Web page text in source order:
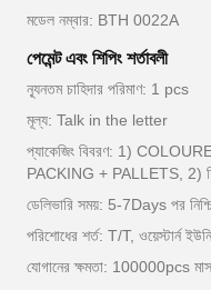
মডেল নম্বার: BTH 0022A
পেমেন্ট এবং শিপিং শর্তাবলী
ন্যূনতম চাহিদার পরিমাণ: 1 pcs
মূল্য: Talk in the letter
প্যাকেজিং বিবরণ: 1)
PACKING + PALLETS, 2)
ডেলিভারি সময়: 5-7Days পর
পরিশোধের শর্ত: T/T, ওয়েস্টার্ন
যোগানের ক্ষমতা: 100000pcs মাস